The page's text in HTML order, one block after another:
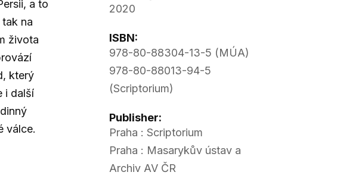
a to
na
života
který
i další
válce.
2020
ISBN:
978-80-88304-13-5 (MÚA)
978-80-88013-94-5
(Scriptorium)
Publisher:
Praha : Scriptorium
Praha : Masarykův ústav a
Archiv AV ČR